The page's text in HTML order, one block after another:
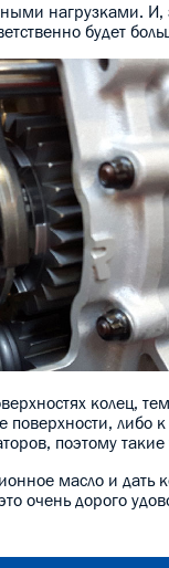
нагрузками. И,
будет
колец,
либо
поэтому
масло и дать
очень дорого